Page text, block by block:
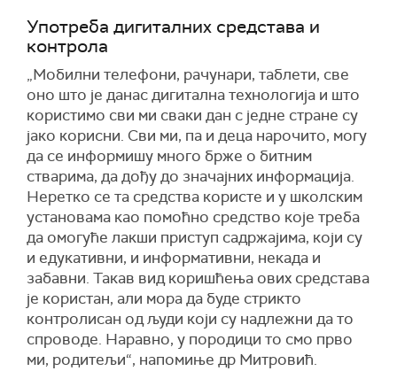
Употреба дигиталних средстава и
контрола
„Мобилни телефони, рачунари, таблети, све
оно што је данас дигитална технологија и што
користимо сви ми сваки дан с једне стране су
јако корисни. Сви ми, па и деца нарочито, могу
да се информишу много брже о битним
стварима, да дођу до значајних информација.
Неретко се та средства користе и у школским
установама као помоћно средство које треба
да омогуће лакши приступ садржајима, који су
и едукативни, и информативни, некада и
забавни. Такав вид коришћења ових средстава
је користан, али мора да буде стрикто
контролисан од људи који су надлежни да то
спроводе. Наравно, у породици то смо прво
ми, родитељи“, напомиње др Митровић.